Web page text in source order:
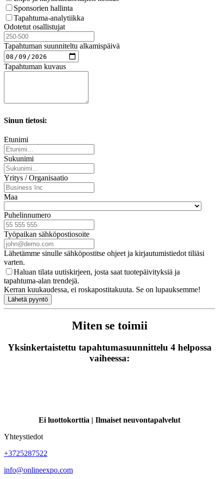
Sponsorien hallinta
Tapahtuma-analytiikka
Odotetut osallistujat
Tapahtuman suunniteltu alkamispäivä
Tapahtuman kuvaus
Sinun tietosi:
Etunimi
Sukunimi
Yritys / Organisaatio
Maa
Puhelinnumero
Työpaikan sähköpostiosoite
Lähetämme sinulle sähköpostitse ohjeet ja kirjautumistiedot tiliäsi
varten.
Haluan tilata uutiskirjeen, josta saat tuotepäivityksiä ja
tapahtuma-alan trendejä.
Kerran kuukaudessa, ei roskapostitakuuta. Se on lupauksemme!
Lähetä pyyntö
Miten se toimii
Yksinkertaistettu tapahtumasuunnittelu 4 helpossa
vaiheessa:
Ei luottokorttia | Ilmaiset neuvontapalvelut
Yhteystiedot
+3725287522
info@onlineexpo.com